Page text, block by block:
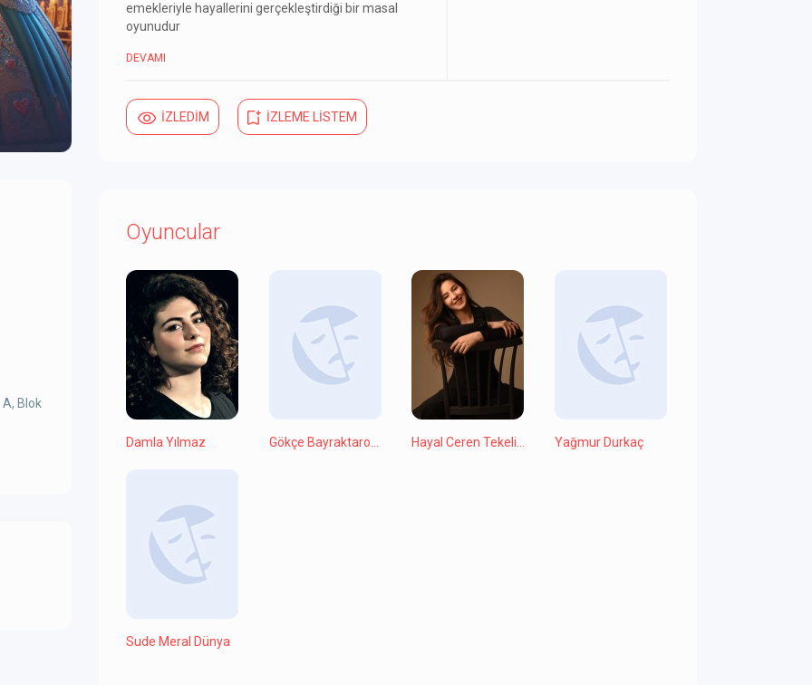
A, Blok
emekleriyle hayallerini gerçekleştirdiği bir masal
oyunudur
DEVAMI
İZLEDİM İZLEME LİSTEM
Oyuncular
Damla Yılmaz Gökçe Bayraktaroğlu Hayal Ceren Tekelioğlu Yağmur Durkaç
Sude Meral Dünya